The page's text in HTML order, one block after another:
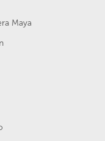
Maya